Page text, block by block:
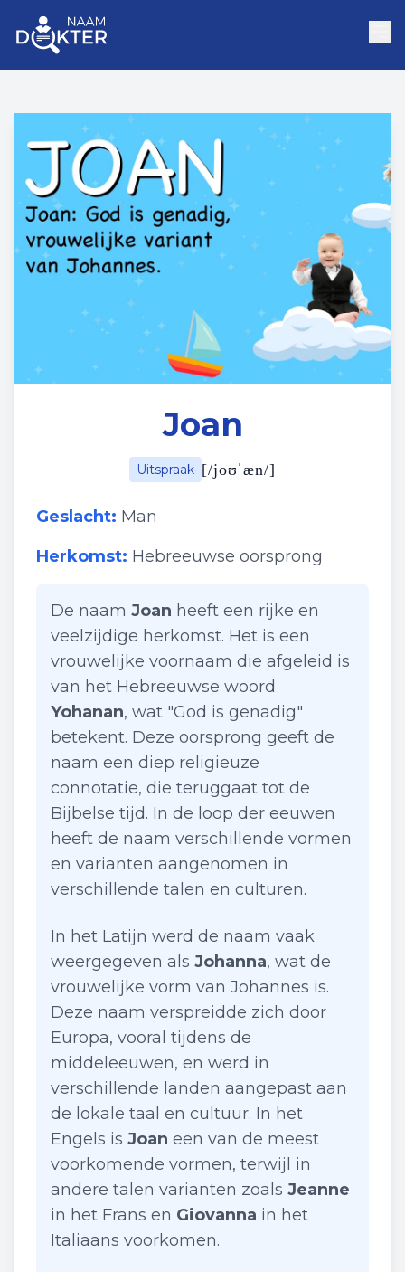
Joan
Uitspraak [/joʊˈæn/]
Geslacht: Man
Herkomst: Hebreeuwse oorsprong
De naam Joan heeft een rijke en
veelzijdige herkomst. Het is een
vrouwelijke voornaam die afgeleid is
van het Hebreeuwse woord
Yohanan, wat "God is genadig"
betekent. Deze oorsprong geeft de
naam een diep religieuze
connotatie, die teruggaat tot de
Bijbelse tijd. In de loop der eeuwen
heeft de naam verschillende vormen
en varianten aangenomen in
verschillende talen en culturen.
In het Latijn werd de naam vaak
weergegeven als Johanna, wat de
vrouwelijke vorm van Johannes is.
Deze naam verspreidde zich door
Europa, vooral tijdens de
middeleeuwen, en werd in
verschillende landen aangepast aan
de lokale taal en cultuur. In het
Engels is Joan een van de meest
voorkomende vormen, terwijl in
andere talen varianten zoals Jeanne
in het Frans en Giovanna in het
Italiaans voorkomen.